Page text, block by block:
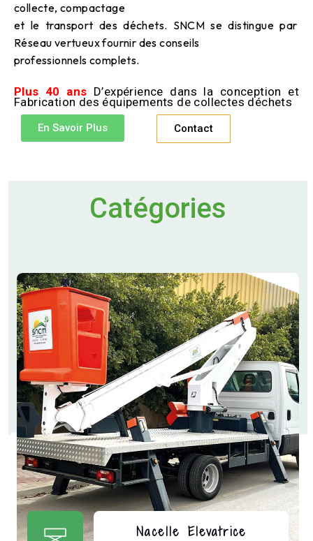
collecte, compactage
et le transport des déchets. SNCM se distingue par
Réseau vertueux fournir des conseils
professionnels complets.
Plus 40 ans D’expérience dans la conception et
Fabrication des équipements de collectes déchets
En Savoir Plus Contact
Catégories
Nacelle Elevatrice